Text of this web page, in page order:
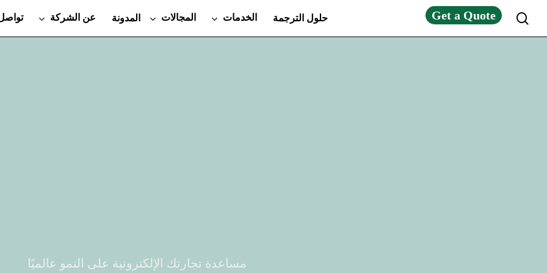
حلول الترجمة الخدمات المجالات المدونة عن الشركة Get a Quotesearch
مساعدة تجارتك الإلكترونية على النمو عالميًا